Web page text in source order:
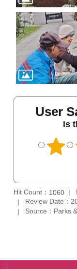
User
Is
Hit Count： 1060
Review Date：
Source：Parks
:::